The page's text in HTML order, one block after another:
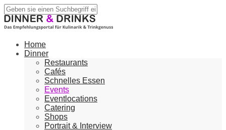
Home
Dinner
Restaurants
Cafés
Schnelles Essen
Events
Eventlocations
Catering
Shops
Portrait & Interview